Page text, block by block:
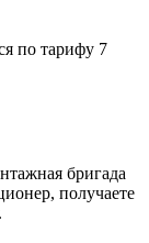
по тарифу 7
бригада
получаете